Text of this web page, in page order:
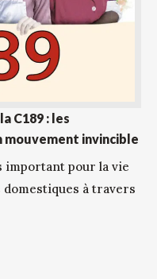
C189 : les
invincible
important pour la vie
à travers